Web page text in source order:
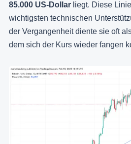
85.000 US-Dollar liegt. Diese
wichtigsten technischen
der Vergangenheit diente sie oft
dem sich der Kurs wieder fangen